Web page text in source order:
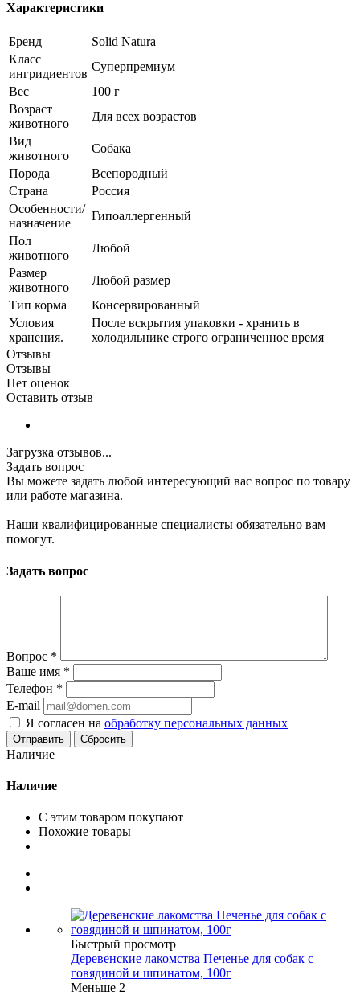
Характеристики
Бренд
Solid Natura
Класс
ингридиентов
Суперпремиум
Вес
100 г
Возраст
животного
Для всех возрастов
Вид
животного
Собака
Порода
Всепородный
Страна
Россия
Особенности/
назначение
Гипоаллергенный
Пол
животного
Любой
Размер
животного
Любой размер
Тип корма
Консервированный
Условия
хранения.
После вскрытия упаковки - хранить в
холодильнике строго ограниченное время
Отзывы
Отзывы
Нет оценок
Оставить отзыв
Загрузка отзывов...
Задать вопрос
Вы можете задать любой интересующий вас вопрос по товару
или работе магазина.
Наши квалифицированные специалисты обязательно вам
помогут.
Задать вопрос
Вопрос *
Ваше имя *
Телефон *
E-mail
Я согласен на обработку персональных данных
Сбросить
Наличие
Наличие
С этим товаром покупают
Похожие товары
Быстрый просмотр
Деревенские лакомства Печенье для собак с
говядиной и шпинатом, 100г
Меньше 2